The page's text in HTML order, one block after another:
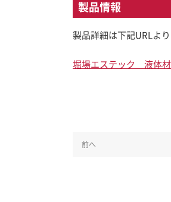
製品情報
製品詳細は下記URLよ
堀場エステック 液体
前へ